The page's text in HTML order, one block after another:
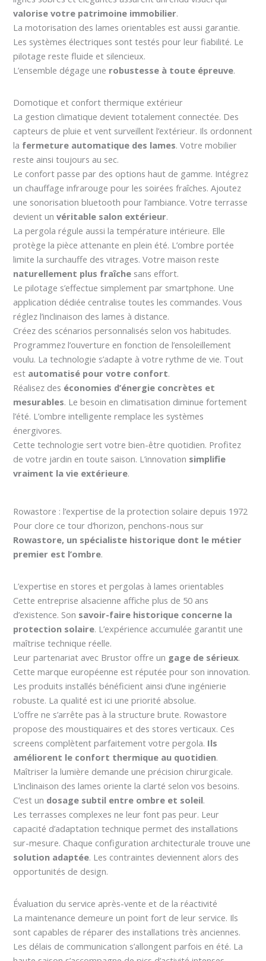
valorise votre patrimoine immobilier.
La motorisation des lames orientables est aussi garantie.
Les systèmes électriques sont testés pour leur fiabilité. Le
pilotage reste fluide et silencieux.
L’ensemble dégage une robustesse à toute épreuve.
Domotique et confort thermique extérieur
La gestion climatique devient totalement connectée. Des
capteurs de pluie et vent surveillent l’extérieur. Ils ordonnent
la fermeture automatique des lames. Votre mobilier
reste ainsi toujours au sec.
Le confort passe par des options haut de gamme. Intégrez
un chauffage infrarouge pour les soirées fraîches. Ajoutez
une sonorisation bluetooth pour l’ambiance. Votre terrasse
devient unvéritable salon extérieur.
La pergola régule aussi la température intérieure. Elle
protège la pièce attenante en plein été. L’ombre portée
limite la surchauffe des vitrages. Votre maison reste
naturellement plus fraîche sans effort.
Le pilotage s’effectue simplement par smartphone. Une
application dédiée centralise toutes les commandes. Vous
réglez l’inclinaison des lames à distance.
Créez des scénarios personnalisés selon vos habitudes.
Programmez l’ouverture en fonction de l’ensoleillement
voulu. La technologie s’adapte à votre rythme de vie. Tout
est automatisé pour votre confort.
Réalisez des économies d’énergie concrètes et
mesurables. Le besoin en climatisation diminue fortement
l’été. L’ombre intelligente remplace les systèmes
énergivores.
Cette technologie sert votre bien-être quotidien. Profitez
de votre jardin en toute saison. L’innovation simplifie
vraiment la vie extérieure.
Rowastore : l’expertise de la protection solaire depuis 1972
Pour clore ce tour d’horizon, penchons-nous sur
Rowastore, un spécialiste historique dont le métier
premier est l’ombre.
L’expertise en stores et pergolas à lames orientables
Cette entreprise alsacienne affiche plus de 50 ans
d’existence. Son savoir-faire historique concerne la
protection solaire. L’expérience accumulée garantit une
maîtrise technique réelle.
Leur partenariat avec Brustor offre un gage de sérieux.
Cette marque européenne est réputée pour son innovation.
Les produits installés bénéficient ainsi d’une ingénierie
robuste. La qualité est ici une priorité absolue.
L’offre ne s’arrête pas à la structure brute. Rowastore
propose des moustiquaires et des stores verticaux. Ces
screens complètent parfaitement votre pergola. Ils
améliorent le confort thermique au quotidien.
Maîtriser la lumière demande une précision chirurgicale.
L’inclinaison des lames oriente la clarté selon vos besoins.
C’est un dosage subtil entre ombre et soleil.
Les terrasses complexes ne leur font pas peur. Leur
capacité d’adaptation technique permet des installations
sur-mesure. Chaque configuration architecturale trouve une
solution adaptée. Les contraintes deviennent alors des
opportunités de design.
Évaluation du service après-vente et de la réactivité
La maintenance demeure un point fort de leur service. Ils
sont capables de réparer des installations très anciennes.
Les délais de communication s’allongent parfois en été. La